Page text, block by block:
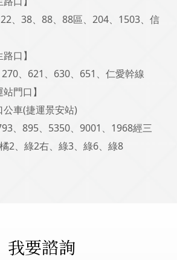
、38、88、88區、204、1503、信
口】
、621、630、651、仁愛幹線
站門口】
公車(捷運景安站)
、895、5350、9001、1968經三
2、綠2右、綠3、綠6、綠8
我要諮詢